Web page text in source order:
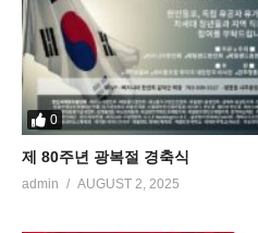
0
제 80주년 광복절 경축식
admin AUGUST 2, 2025